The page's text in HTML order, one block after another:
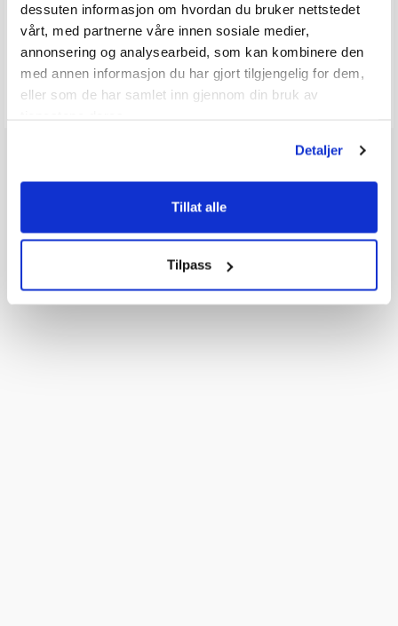
dessuten informasjon om hvordan du bruker nettstedet
vårt, med partnerne våre innen sosiale medier,
annonsering og analysearbeid, som kan kombinere den
med annen informasjon du har gjort tilgjengelig for dem,
eller som de har samlet inn gjennom din bruk av
Detaljer
Tillat alle
Tilpass
Q & A
Send spørsmålet ditt